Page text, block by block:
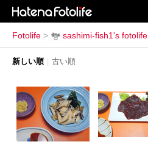
Fotolife > sashimi-fish1's fotolife
新しい順 古い順